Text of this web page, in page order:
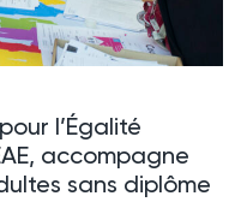
l’Égalité
accompagne
sans diplôme